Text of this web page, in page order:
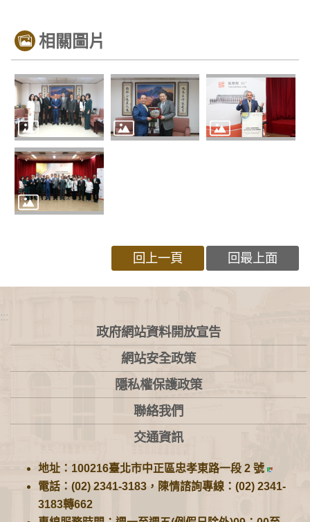
相關圖片
回上一頁 回最上面
:::
政府網站資料開放宣告
網站安全政策
隱私權保護政策
聯絡我們
交通資訊
地址：100216臺北市中正區忠孝東路一段 2 號
電話：(02) 2341-3183，陳情諮詢專線：(02) 2341-
3183轉662